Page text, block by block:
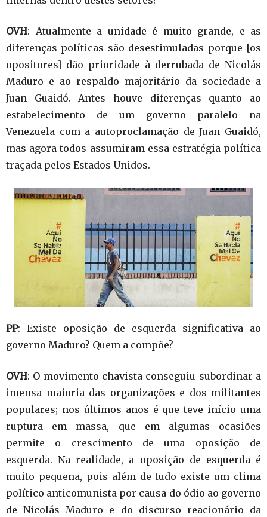
OVH: Atualmente a unidade é muito grande, e as
diferenças políticas são desestimuladas porque [os
opositores] dão prioridade à derrubada de Nicolás
Maduro e ao respaldo majoritário da sociedade a
Juan Guaidó. Antes houve diferenças quanto ao
estabelecimento de um governo paralelo na
Venezuela com a autoproclamação de Juan Guaidó,
mas agora todos assumiram essa estratégia política
traçada pelos Estados Unidos.
PP: Existe oposição de esquerda significativa ao
governo Maduro? Quem a compõe?
OVH: O movimento chavista conseguiu subordinar a
imensa maioria das organizações e dos militantes
populares; nos últimos anos é que teve início uma
ruptura em massa, que em algumas ocasiões
permite o crescimento de uma oposição de
esquerda. Na realidade, a oposição de esquerda é
muito pequena, pois além de tudo existe um clima
político anticomunista por causa do ódio ao governo
de Nicolás Maduro e do discurso reacionário da